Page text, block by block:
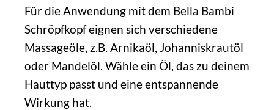
Für die Anwendung mit dem Bella Bambi
Schröpfkopf eignen sich verschiedene
Massageöle, z.B. Arnikaöl, Johanniskrautöl
oder Mandelöl. Wähle ein Öl, das zu deinem
Hauttyp passt und eine entspannende
Wirkung hat.